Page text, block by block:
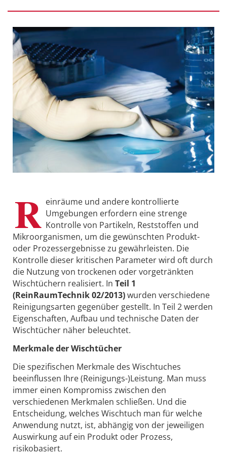
R einräume und andere kontrollierte
Umgebungen erfordern eine strenge
Kontrolle von Partikeln, Reststoffen und
Mikroorganismen, um die gewünschten Produkt-
oder Prozessergebnisse zu gewährleisten. Die
Kontrolle dieser kritischen Parameter wird oft durch
die Nutzung von trockenen oder vorgetränkten
Wischtüchern realisiert. In Teil 1
(ReinRaumTechnik 02/2013)wurden verschiedene
Reinigungsarten gegenüber gestellt. In Teil 2 werden
Eigenschaften, Aufbau und technische Daten der
Wischtücher näher beleuchtet.
Merkmale der Wischtücher
Die spezifischen Merkmale des Wischtuches
beeinflussen Ihre (Reinigungs-)Leistung. Man muss
immer einen Kompromiss zwischen den
verschiedenen Merkmalen schließen. Und die
Entscheidung, welches Wischtuch man für welche
Anwendung nutzt, ist, abhängig von der jeweiligen
Auswirkung auf ein Produkt oder Prozess,
risikobasiert.